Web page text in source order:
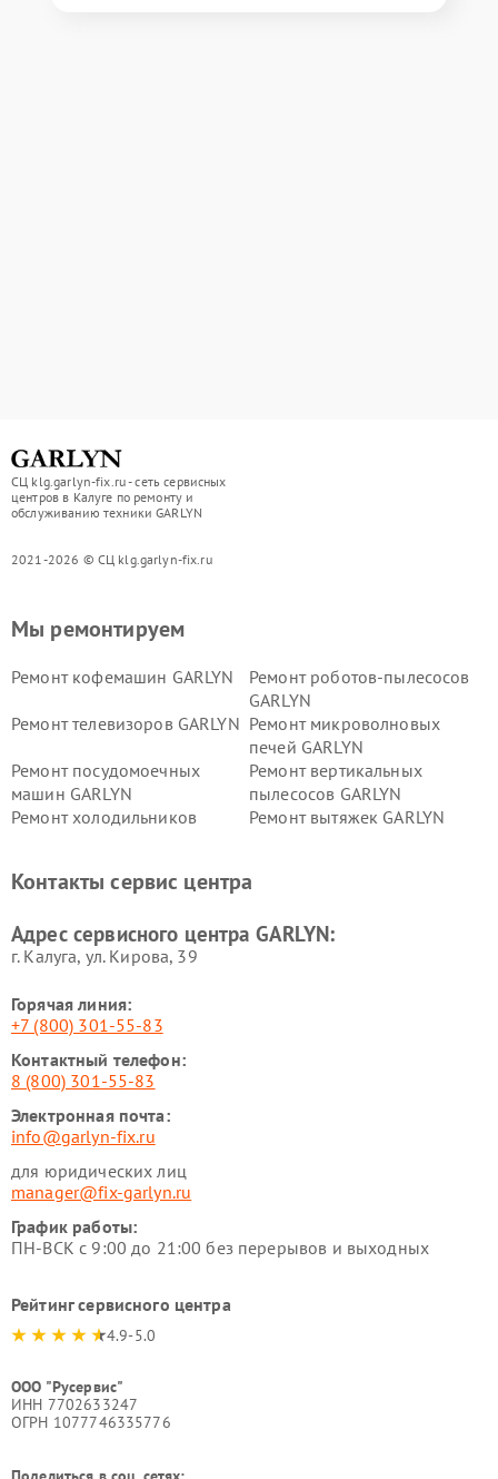
СЦ klg.garlyn-fix.ru - сеть сервисных
центров в Калуге по ремонту и
обслуживанию техники GARLYN
2021-2026 © СЦ klg.garlyn-fix.ru
Мы ремонтируем
Ремонт кофемашин GARLYN
Ремонт роботов-пылесосов
GARLYN
Ремонт телевизоров GARLYN Ремонт микроволновых
печей GARLYN
Ремонт посудомоечных
машин GARLYN
Ремонт вертикальных
пылесосов GARLYN
Ремонт холодильников
Ремонт вытяжек GARLYN
стеклоочистителей GARLYN
GARLYN
GARLYN
Контакты сервис центра
Адрес сервисного центра GARLYN:
г. Калуга, ул. Кирова, 39
Горячая линия:
+7 (800) 301-55-83
Контактный телефон:
8 (800) 301-55-83
Электронная почта:
info@garlyn-fix.ru
для юридических лиц
manager@fix-garlyn.ru
График работы:
ПН-ВСК с 9:00 до 21:00 без перерывов и выходных
Рейтинг сервисного центра
4.9-5.0
ООО "Русервис"
ИНН 7702633247
ОГРН 1077746335776